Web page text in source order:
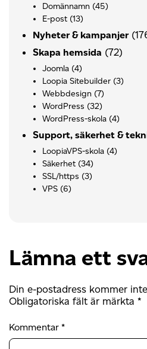
Domännamn (45)
E-post (13)
Nyheter & kampanjer
Skapa hemsida (72)
Joomla (4)
Loopia Sitebuilder (3)
Webbdesign (7)
WordPress (32)
WordPress-skola (4)
Support, säkerhet &
LoopiaVPS-skola (4)
Säkerhet (34)
SSL/https (3)
VPS (6)
Lämna ett
Din e-postadress kommer
Obligatoriska fält är märkta *
Kommentar *